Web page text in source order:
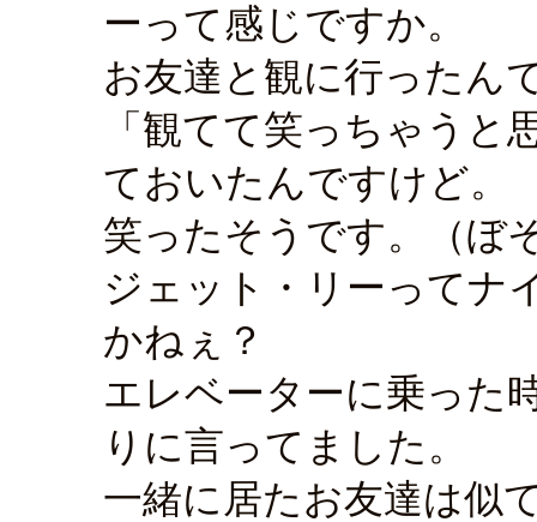
ーって感じですか。
お友達と観に行ったん
「観てて笑っちゃう
ておいたんですけど。
笑ったそうです。（ぼ
ジェット・リーってナ
かねぇ？
エレベーターに乗った
りに言ってました。
一緒に居たお友達は似